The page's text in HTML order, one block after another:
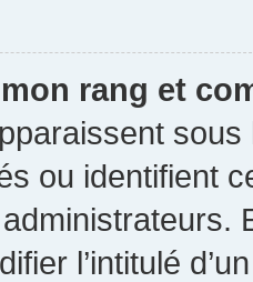
mon rang et
ou identifient
l’intitulé